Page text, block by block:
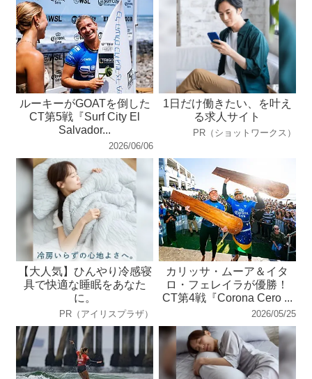
ルーキーがGOATを倒した
CT第5戦『Surf City El
Salvador...
2026/06/06
1日だけ働きたい、を叶え
る求人サイト
PR（ショットワークス）
【大人気】ひんやり冷感寝
具で快適な睡眠をあなた
に。
PR（アイリスプラザ）
カリッサ・ムーア＆イタ
ロ・フェレイラが優勝！
CT第4戦『Corona Cero ...
2026/05/25